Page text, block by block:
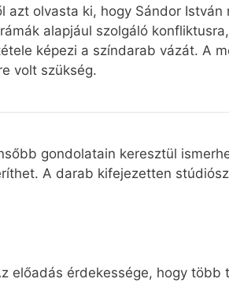
olvasta ki, hogy Sándor István
alapjául szolgáló
képezi a színdarab vázát. A
volt szükség.
gondolatain keresztül
A darab kifejezetten
előadás érdekessége, hogy több